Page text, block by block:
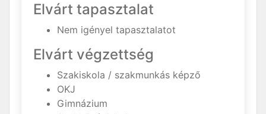
Elvárt tapasztalat
Nem igényel tapasztalatot
Elvárt végzettség
Szakiskola / szakmunkás képző
OKJ
Gimnázium